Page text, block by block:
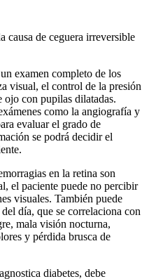
causa de ceguera irreversible
examen completo de los
visual, el control de la presión
con pupilas dilatadas.
como la angiografía y
evaluar el grado de
se podrá decidir el
en la retina son
el paciente puede no percibir
visuales. También puede
día, que se correlaciona con
mala visión nocturna,
y pérdida brusca de
diabetes, debe